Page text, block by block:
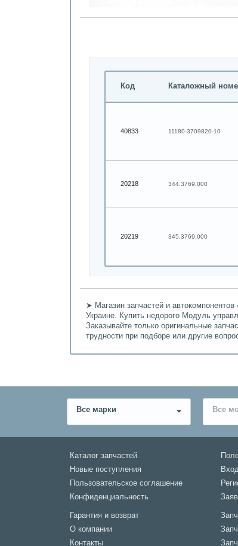
Код Каталожный
40833 11180-3709820-10
20218 344.3769.000
20219 345.3769.000
➤ Магазин запчастей и
Украине. Купить недорого Модуль
Заказывайте только оригинальные
трудности при подборе или другие
Все марки Все
Каталог запчастей
Новые поступления
Пользовательское соглашение
Конфиденциальность
Гарантия и возврат
О компании
Контакты